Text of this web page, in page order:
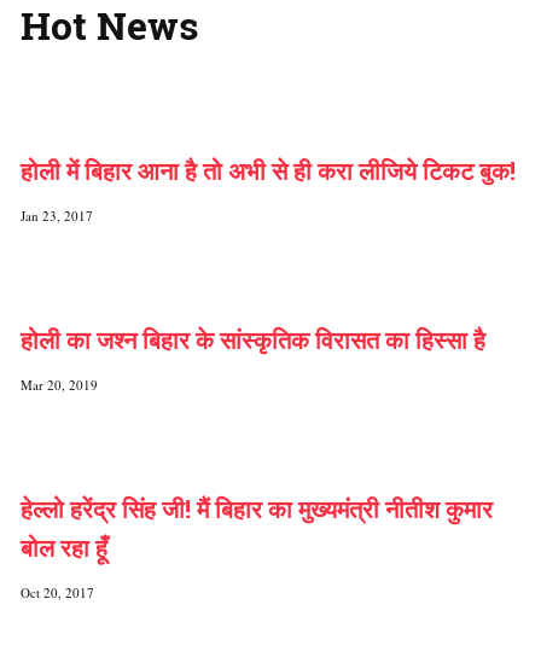
Hot News
होली में बिहार आना है तो अभी से ही करा लीजिये टिकट बुक!
Jan 23, 2017
होली का जश्न बिहार के सांस्कृतिक विरासत का हिस्सा है
Mar 20, 2019
हेल्लो हरेंद्र सिंह जी! मैं बिहार का मुख्यमंत्री नीतीश कुमार
बोल रहा हूँ
Oct 20, 2017